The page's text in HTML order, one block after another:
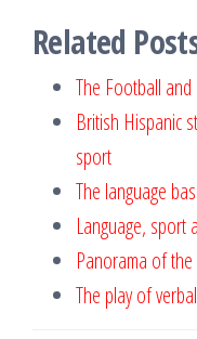
Related
The Football
British Hispanic
sport
The language
Language, sport
Panorama of
The play of